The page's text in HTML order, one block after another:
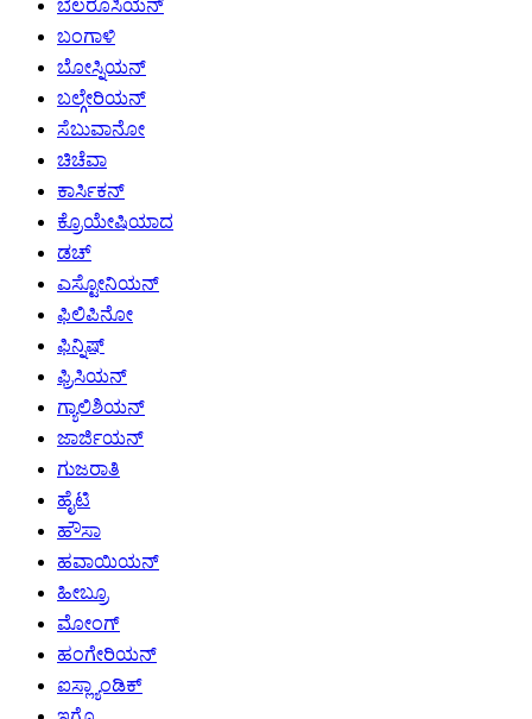
ಬೆಲರೂಸಿಯನ್
ಬಂಗಾಳಿ
ಬೋಸ್ನಿಯನ್
ಬಲ್ಗೇರಿಯನ್
ಸೆಬುವಾನೋ
ಚಿಚೆವಾ
ಕಾರ್ಸಿಕನ್
ಕ್ರೊಯೇಷಿಯಾದ
ಡಚ್
ಎಸ್ಟೋನಿಯನ್
ಫಿಲಿಪಿನೋ
ಫಿನ್ನಿಷ್
ಫ್ರಿಸಿಯನ್
ಗ್ಯಾಲಿಶಿಯನ್
ಜಾರ್ಜಿಯನ್
ಗುಜರಾತಿ
ಹೈಟಿ
ಹೌಸಾ
ಹವಾಯಿಯನ್
ಹೀಬ್ರೂ
ಮೋಂಗ್
ಹಂಗೇರಿಯನ್
ಐಸ್ಲ್ಯಾಂಡಿಕ್